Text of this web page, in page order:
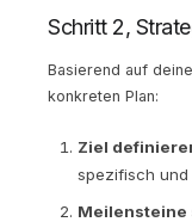
Schritt 2,
Basierend auf
konkreten Plan:
Ziel
spezifisch und
Meilensteine